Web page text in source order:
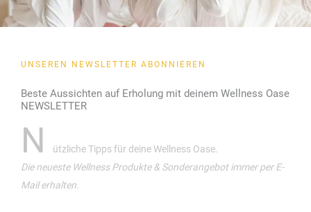
UNSEREN NEWSLETTER ABONNIEREN
Beste Aussichten auf Erholung mit deinem Wellness Oase
NEWSLETTER
N
ützliche Tipps für deine Wellness Oase.
Die neueste Wellness Produkte & Sonderangebot immer per E-
Mail erhalten.